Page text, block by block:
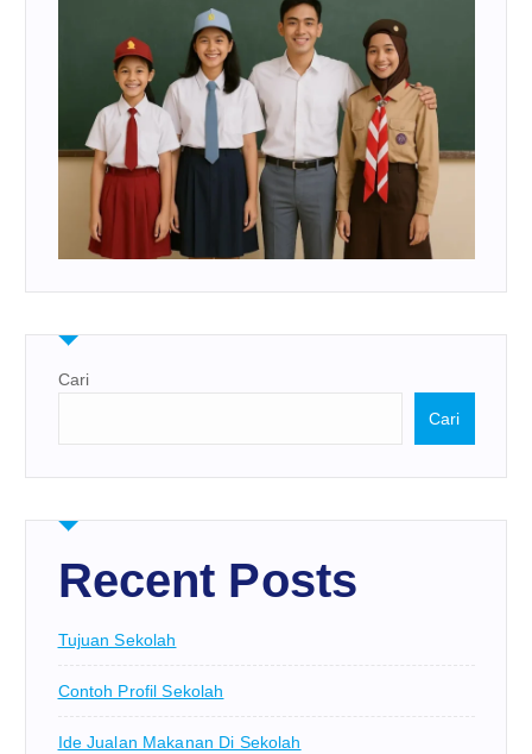
Cari
Cari
Recent Posts
Tujuan Sekolah
Contoh Profil Sekolah
Ide Jualan Makanan Di Sekolah